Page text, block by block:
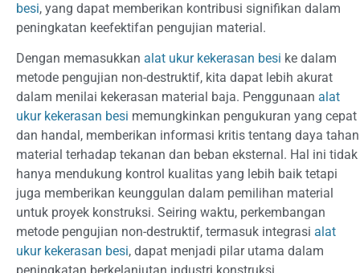
besi, yang dapat memberikan kontribusi signifikan dalam
peningkatan keefektifan pengujian material.
Dengan memasukkan alat ukur kekerasan besi ke dalam
metode pengujian non-destruktif, kita dapat lebih akurat
dalam menilai kekerasan material baja. Penggunaan alat
ukur kekerasan besi memungkinkan pengukuran yang cepat
dan handal, memberikan informasi kritis tentang daya tahan
material terhadap tekanan dan beban eksternal. Hal ini tidak
hanya mendukung kontrol kualitas yang lebih baik tetapi
juga memberikan keunggulan dalam pemilihan material
untuk proyek konstruksi. Seiring waktu, perkembangan
metode pengujian non-destruktif, termasuk integrasi alat
ukur kekerasan besi, dapat menjadi pilar utama dalam